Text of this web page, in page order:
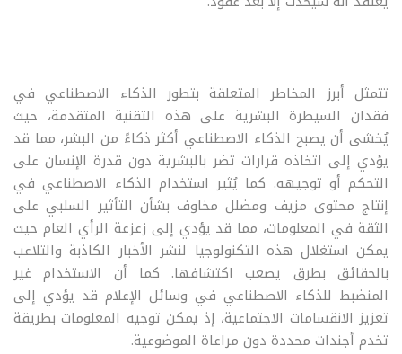
تتمثل أبرز المخاطر المتعلقة بتطور الذكاء الاصطناعي في
فقدان السيطرة البشرية على هذه التقنية المتقدمة، حيث
يُخشى أن يصبح الذكاء الاصطناعي أكثر ذكاءً من البشر، مما قد
يؤدي إلى اتخاذه قرارات تضر بالبشرية دون قدرة الإنسان على
التحكم أو توجيهه. كما يُثير استخدام الذكاء الاصطناعي في
إنتاج محتوى مزيف ومضلل مخاوف بشأن التأثير السلبي على
الثقة في المعلومات، مما قد يؤدي إلى زعزعة الرأي العام حيث
يمكن استغلال هذه التكنولوجيا لنشر الأخبار الكاذبة والتلاعب
بالحقائق بطرق يصعب اكتشافها. كما أن الاستخدام غير
المنضبط للذكاء الاصطناعي في وسائل الإعلام قد يؤدي إلى
تعزيز الانقسامات الاجتماعية، إذ يمكن توجيه المعلومات بطريقة
تخدم أجندات محددة دون مراعاة الموضوعية.